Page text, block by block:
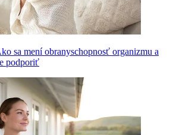
sa mení obranyschopnosť organizmu a
podporiť